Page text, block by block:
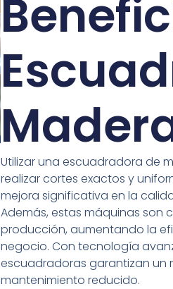
Utilizar una escuadradora de
realizar cortes exactos y
mejora significativa en la
Además, estas máquinas son
producción, aumentando la
negocio. Con tecnología
escuadradoras garantizan un
mantenimiento reducido.